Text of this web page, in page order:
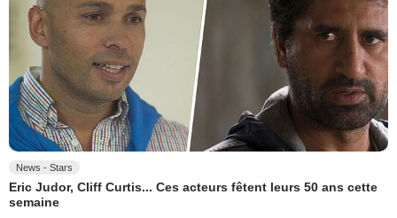
News - Stars
Eric Judor, Cliff Curtis... Ces acteurs fêtent leurs 50 ans cette
semaine